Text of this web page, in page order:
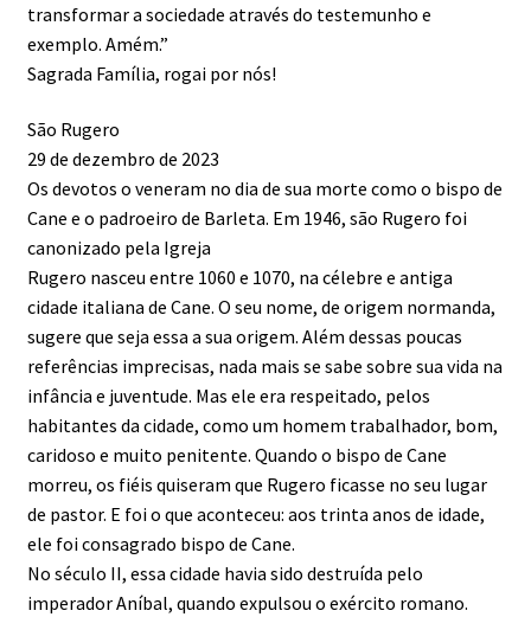
transformar a sociedade através do testemunho e
exemplo. Amém.”
Sagrada Família, rogai por nós!
São Rugero
29 de dezembro de 2023
Os devotos o veneram no dia de sua morte como o bispo de
Cane e o padroeiro de Barleta. Em 1946, são Rugero foi
canonizado pela Igreja
Rugero nasceu entre 1060 e 1070, na célebre e antiga
cidade italiana de Cane. O seu nome, de origem normanda,
sugere que seja essa a sua origem. Além dessas poucas
referências imprecisas, nada mais se sabe sobre sua vida na
infância e juventude. Mas ele era respeitado, pelos
habitantes da cidade, como um homem trabalhador, bom,
caridoso e muito penitente. Quando o bispo de Cane
morreu, os fiéis quiseram que Rugero ficasse no seu lugar
de pastor. E foi o que aconteceu: aos trinta anos de idade,
ele foi consagrado bispo de Cane.
No século II, essa cidade havia sido destruída pelo
imperador Aníbal, quando expulsou o exército romano.